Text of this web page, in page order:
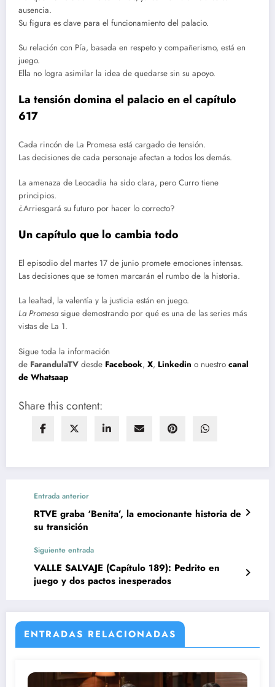
ausencia.
Su figura es clave para el funcionamiento del palacio.
Su relación con Pía, basada en respeto y compañerismo, está en
juego.
Ella no logra asimilar la idea de quedarse sin su apoyo.
La tensión domina el palacio en el capítulo
617
Cada rincón de La Promesa está cargado de tensión.
Las decisiones de cada personaje afectan a todos los demás.
La amenaza de Leocadia ha sido clara, pero Curro tiene
principios.
¿Arriesgará su futuro por hacer lo correcto?
Un capítulo que lo cambia todo
El episodio del martes 17 de junio promete emociones intensas.
Las decisiones que se tomen marcarán el rumbo de la historia.
La lealtad, la valentía y la justicia están en juego.
La Promesasigue demostrando por qué es una de las series más
vistas de La 1.
Sigue toda la información
de FarandulaTV desde Facebook, X, Linkedin o nuestro canal
de Whatsaap
Share this content:
Entrada anterior
RTVE graba ‘Benita’, la emocionante historia de
su transición
Siguiente entrada
VALLE SALVAJE (Capítulo 189): Pedrito en
juego y dos pactos inesperados
ENTRADAS RELACIONADAS